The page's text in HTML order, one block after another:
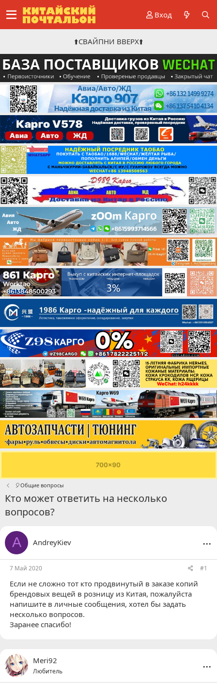
Вход
⬆️СВАЙПНИ ВВЕРХ⬆️
🎈Общие вопросы
Кто может ответить на несколько
вопросов?
A AndreyKiev ...
7 Май 2020 #1
Если не сложно тот кто продвинутый в заказе копий
брендовых вещей в розницу из Китая, пожалуйста
напишите в личные сообщения, хотел бы задать
несколько вопросов.
Заранее спасибо!
Meri92
Любитель
...